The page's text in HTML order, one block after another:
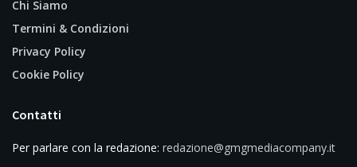
Chi Siamo
Termini & Condizioni
Privacy Policy
Cookie Policy
Contatti
Per parlare con la redazione: redazione@gmgmediacompany.it